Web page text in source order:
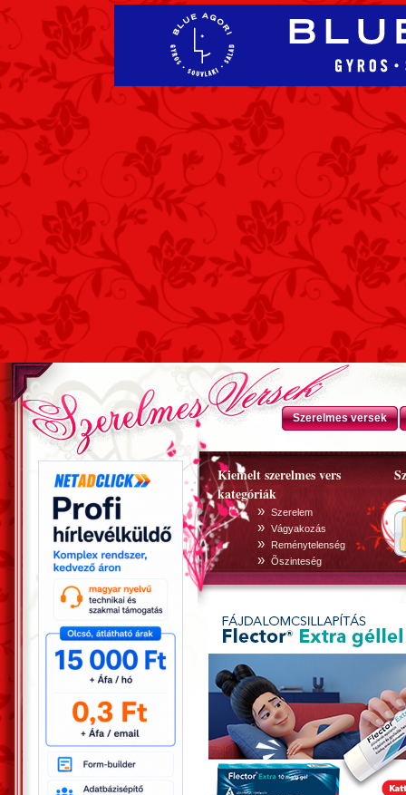
Szerelmes versek
Kiemelt szerelmes vers
kategóriák
» Szerelem
» Vágyakozás
» Reménytelenség
» Õszinteség